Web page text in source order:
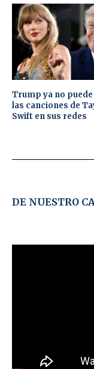
Trump ya no puede
las canciones de
Swift en sus redes
DE NUESTRO